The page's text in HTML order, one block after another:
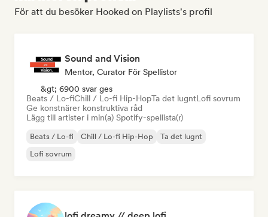
För att du besöker Hooked on Playlists's profil
Sound and Vision
Mentor, Curator För Spellistor
&gt; 6900 svar ges
Beats / Lo-fiChill / Lo-fi Hip-HopTa det lugntLofi sovrum
Ge konstnärer konstruktiva råd
Lägg till artister i min(a) Spotify-spellista(r)
Beats / Lo-fi Chill / Lo-fi Hip-Hop
Ta det lugnt
Lofi sovrum